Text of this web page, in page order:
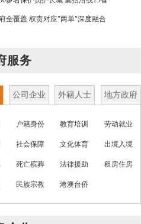
全覆盖 权责对应"两单"深度融合
服务
公司企业 外籍人士 地方政府
户籍身份 教育培训 劳动就业
社会保障 文化体育 出境入境
死亡殡葬 法律援助 租房住房
民族宗教 港澳台侨